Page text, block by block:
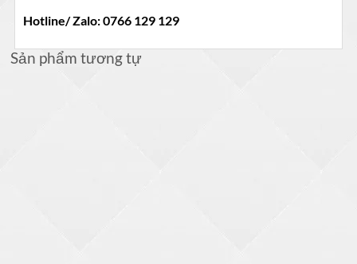
Hotline/ Zalo: 0766 129 129
Sản phẩm tương tự